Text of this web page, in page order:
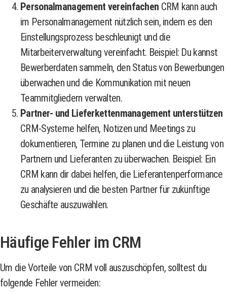
Personalmanagement vereinfachen CRM kann auch
im Personalmanagement nützlich sein, indem es den
Einstellungsprozess beschleunigt und die
Mitarbeiterverwaltung vereinfacht. Beispiel: Du kannst
Bewerberdaten sammeln, den Status von Bewerbungen
überwachen und die Kommunikation mit neuen
Teammitgliedern verwalten.
Partner- und Lieferkettenmanagement unterstützen
CRM-Systeme helfen, Notizen und Meetings zu
dokumentieren, Termine zu planen und die Leistung von
Partnern und Lieferanten zu überwachen. Beispiel: Ein
CRM kann dir dabei helfen, die Lieferantenperformance
zu analysieren und die besten Partner für zukünftige
Geschäfte auszuwählen.
Häufige Fehler im CRM
Um die Vorteile von CRM voll auszuschöpfen, solltest du
folgende Fehler vermeiden: